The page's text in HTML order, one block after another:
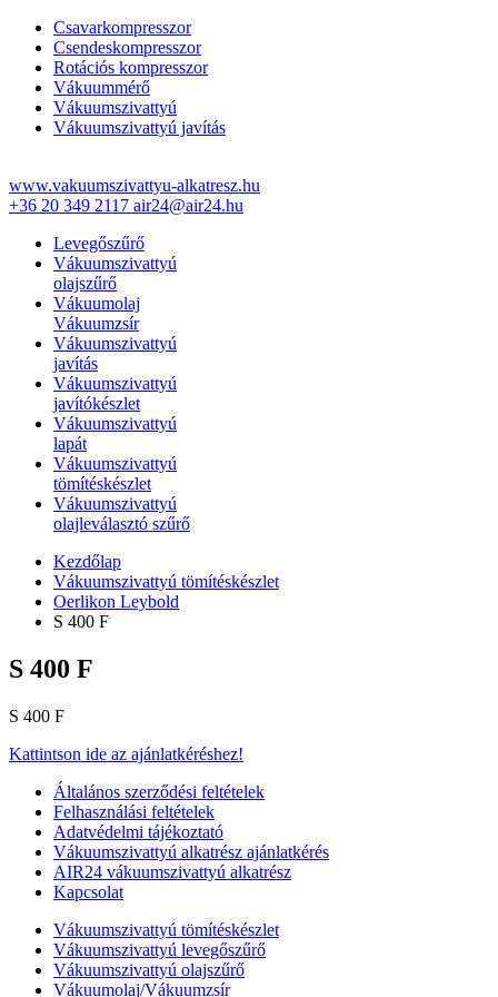
Csavarkompresszor
Csendeskompresszor
Rotációs kompresszor
Vákuummérő
Vákuumszivattyú
Vákuumszivattyú javítás
www.vakuumszivattyu-alkatresz.hu
+36 20 349 2117 air24@air24.hu
Levegőszűrő
Vákuumszivattyú
olajszűrő
Vákuumolaj
Vákuumzsír
Vákuumszivattyú
javítás
Vákuumszivattyú
javítókészlet
Vákuumszivattyú
lapát
Vákuumszivattyú
tömítéskészlet
Vákuumszivattyú
olajleválasztó szűrő
Kezdőlap
Vákuumszivattyú tömítéskészlet
Oerlikon Leybold
S 400 F
S 400 F
S 400 F
Kattintson ide az ajánlatkéréshez!
Általános szerződési feltételek
Felhasználási feltételek
Adatvédelmi tájékoztató
Vákuumszivattyú alkatrész ajánlatkérés
AIR24 vákuumszivattyú alkatrész
Kapcsolat
Vákuumszivattyú tömítéskészlet
Vákuumszivattyú levegőszűrő
Vákuumszivattyú olajszűrő
Vákuumolaj/Vákuumzsír